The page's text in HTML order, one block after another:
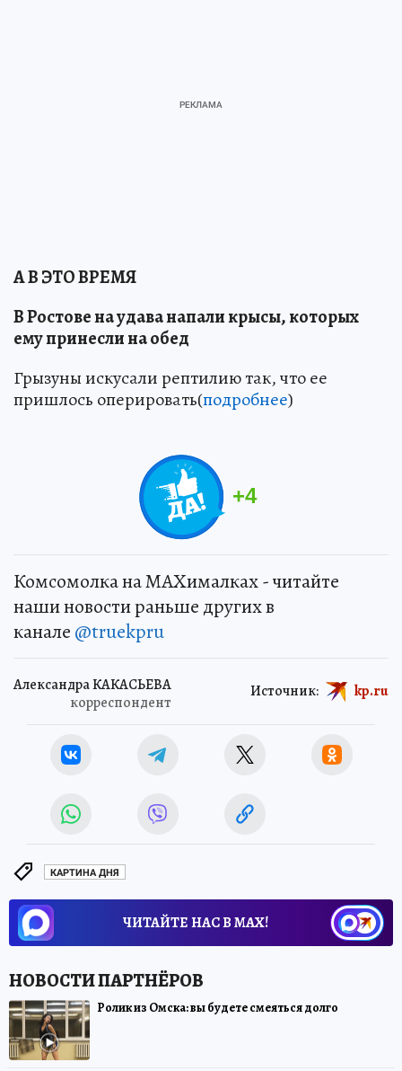
А В ЭТО ВРЕМЯ
В Ростове на удава напали крысы, которых
ему принесли на обед
Грызуны искусали рептилию так, что ее
пришлось оперировать(подробнее)
+4
Комсомолка на MAXималках - читайте
наши новости раньше других в
канале @truekpru
Александра КАКАСЬЕВА
корреспондент
Источник: kp.ru
КАРТИНА ДНЯ
ЧИТАЙТЕ НАС В МАХ!
Ролик из Омска: вы будете смеяться долго